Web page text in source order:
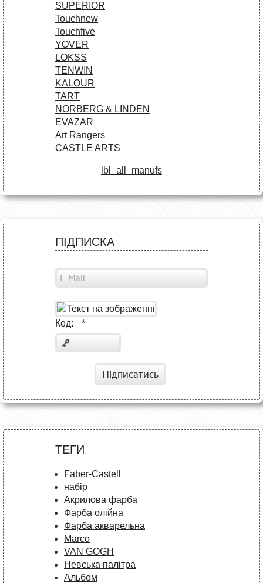
SUPERIOR
Touchnew
Touchfive
YOVER
LOKSS
TENWIN
KALOUR
TART
NORBERG & LINDEN
EVAZAR
Art Rangers
CASTLE ARTS
lbl_all_manufs
ПІДПИСКА
Код: *
Підписатись
ТЕГИ
Faber-Castell
набір
Акрилова фарба
Фарба олійна
Фарба акварельна
Marco
VAN GOGH
Невська палітра
Альбом